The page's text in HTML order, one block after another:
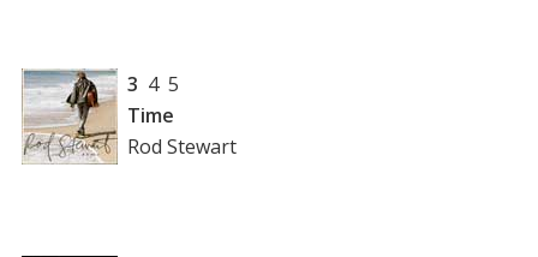
3 4 5
Time
Rod Stewart